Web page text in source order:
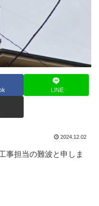
LINE
2024.12.02
事担当の難波と申しま